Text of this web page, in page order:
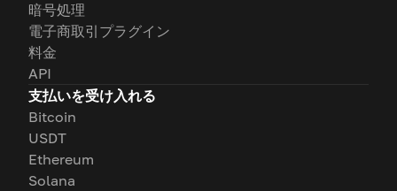
暗号処理
電子商取引プラグイン
料金
API
支払いを受け入れる
Bitcoin
USDT
Ethereum
Solana